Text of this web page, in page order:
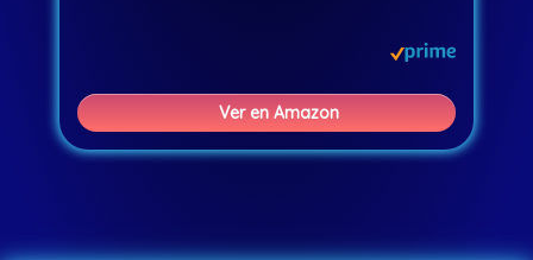
Ver en Amazon